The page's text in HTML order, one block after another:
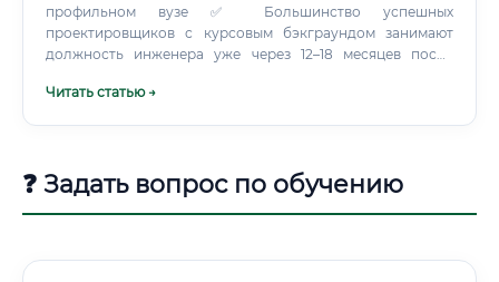
профильном вузе ✅ Большинство успешных
проектировщиков с курсовым бэкграундом занимают
должность инженера уже через 12–18 месяцев после
профессию На рынке представлены десятки программ.
Читать статью →
❓ Задать вопрос по обучению